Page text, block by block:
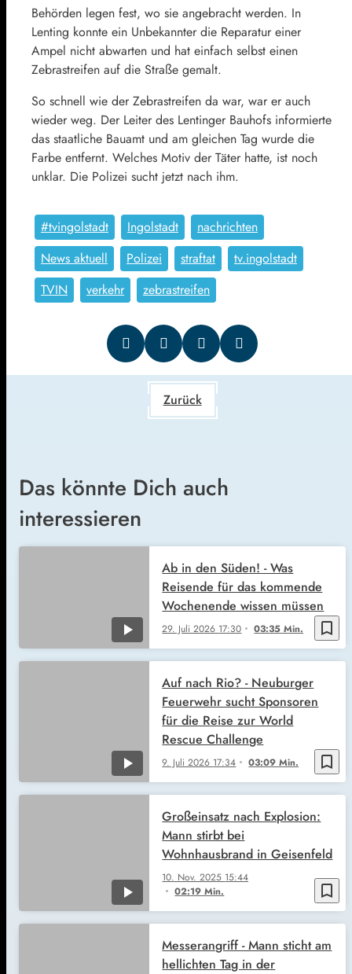
Behörden legen fest, wo sie angebracht werden. In
Lenting konnte ein Unbekannter die Reparatur einer
Ampel nicht abwarten und hat einfach selbst einen
Zebrastreifen auf die Straße gemalt.
So schnell wie der Zebrastreifen da war, war er auch
wieder weg. Der Leiter des Lentinger Bauhofs informierte
das staatliche Bauamt und am gleichen Tag wurde die
Farbe entfernt. Welches Motiv der Täter hatte, ist noch
unklar. Die Polizei sucht jetzt nach ihm.
#tvingolstadt Ingolstadt
nachrichten
News aktuell
Polizei straftat
tv.ingolstadt
TVIN
verkehr zebrastreifen
Zurück
Das könnte Dich auch
interessieren
bookmark_border
29. Juli 2026 17:30 03:35 Min.
Ab in den Süden! - Was
Reisende für das kommende
Wochenende wissen müssen
bookmark_border
9. Juli 2026 17:34 03:09 Min.
Auf nach Rio? - Neuburger
Feuerwehr sucht Sponsoren
für die Reise zur World
Rescue Challenge
bookmark_border
10. Nov. 2025 15:44
02:19 Min.
Großeinsatz nach Explosion:
Mann stirbt bei
Wohnhausbrand in Geisenfeld
Messerangriff - Mann sticht am
hellichten Tag in der